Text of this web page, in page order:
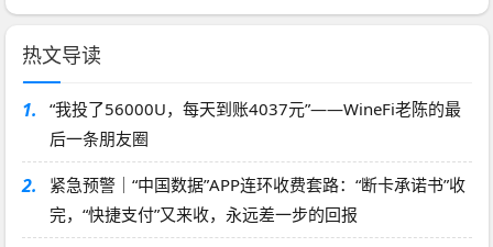
热文导读
1.
“我投了56000U，每天到账4037元”——WineFi老陈的最
后一条朋友圈
2.
紧急预警｜“中国数据”APP连环收费套路：“断卡承诺书”收
完，“快捷支付”又来收，永远差一步的回报